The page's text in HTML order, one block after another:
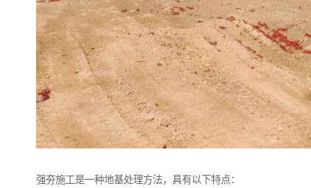
强夯施工是一种地基处理方法，具有以下特点：